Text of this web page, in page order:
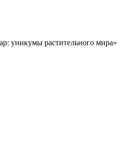
уникумы растительного мира»